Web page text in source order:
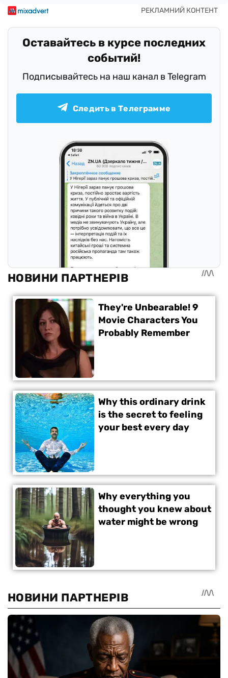
Оставайтесь в курсе последних
событий!
Подписывайтесь на наш канал в Telegram
Следить в Телеграмме